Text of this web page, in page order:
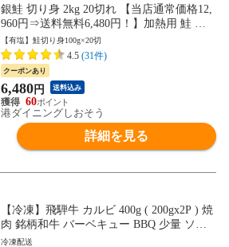
銀鮭 切り身 2kg 20切れ 【当店通常価格12,
960円⇒送料無料6,480円！】加熱用 鮭 さ
け サケ 焼き鮭 焼き魚 魚 さかな 冷凍 家庭
用 お弁当用 お弁当おかず おかず 惣菜 お
惣菜 冷凍食品 冷凍総菜 プレゼント ギフト
【有塩】鮭切り身100g×20切
4.5 (31件)
クーポンあり
6,480円 送料込み
60
港ダイニングしおそう
詳細を見る
【冷凍】飛騨牛 カルビ 400g ( 200gx2P ) 焼
肉 銘柄和牛 バーベキュー BBQ 少量 ソロ
キャンプ 送料無料 hrp
冷凍配送